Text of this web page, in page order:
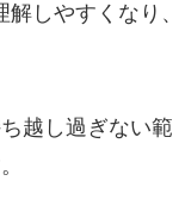
しやすくなり、
越し過ぎない範